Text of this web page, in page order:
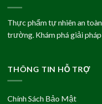
Thực phẩm tự nhiên an
trường. Khám phá giải pháp
THÔNG TIN HỖ TRỢ
Chính Sách Bảo Mật